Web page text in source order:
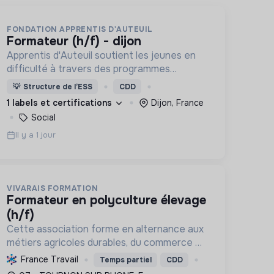
FONDATION APPRENTIS D'AUTEUIL
formateur (h/f) - dijon
Apprentis d'Auteuil soutient les jeunes en
difficulté à travers des programmes
d’accueil, d’éducation, de formation et
d’insertion pour leur permettre de devenir
des hommes et des femmes debout.
💡 Structure de l’ESS CDD
1 labels et certifications
Dijon, France
Social
Il y a 1 jour
VIVARAIS FORMATION
formateur en polyculture élevage
(h/f)
Cette association forme en alternance aux
métiers agricoles durables, du commerce et
du social, répondant aux besoins
territoriaux. Elle favorise l'insertion
France Travail Temps partiel CDD